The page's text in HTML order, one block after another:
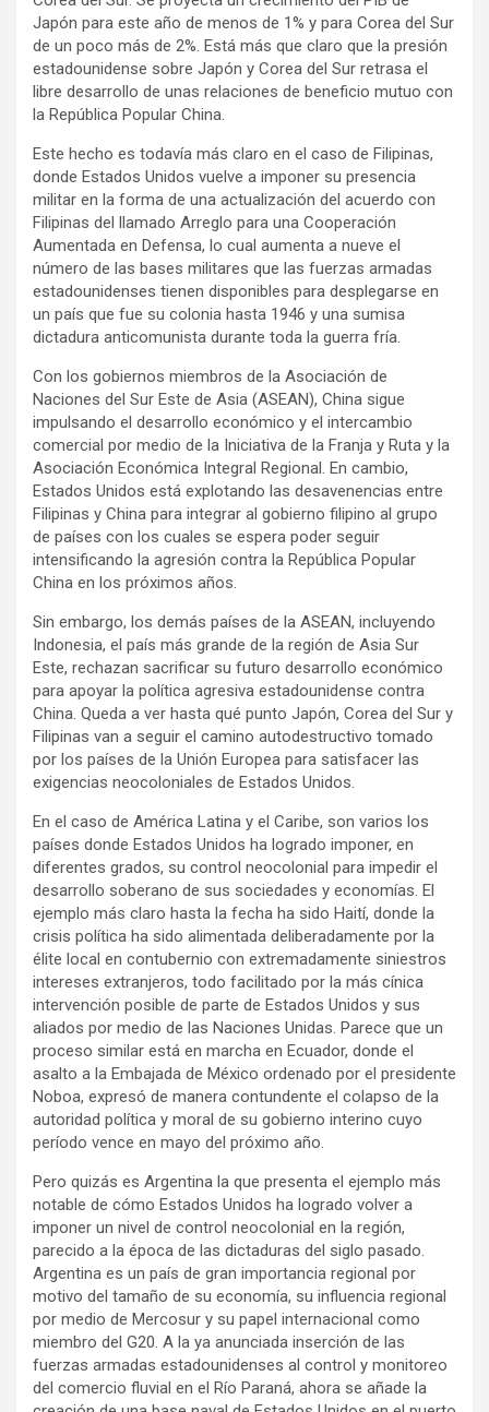
Japón para este año de menos de 1% y para Corea del Sur
de un poco más de 2%. Está más que claro que la presión
estadounidense sobre Japón y Corea del Sur retrasa el
libre desarrollo de unas relaciones de beneficio mutuo con
la República Popular China.
Este hecho es todavía más claro en el caso de Filipinas,
donde Estados Unidos vuelve a imponer su presencia
militar en la forma de una actualización del acuerdo con
Filipinas del llamado Arreglo para una Cooperación
Aumentada en Defensa, lo cual aumenta a nueve el
número de las bases militares que las fuerzas armadas
estadounidenses tienen disponibles para desplegarse en
un país que fue su colonia hasta 1946 y una sumisa
dictadura anticomunista durante toda la guerra fría.
Con los gobiernos miembros de la Asociación de
Naciones del Sur Este de Asia (ASEAN), China sigue
impulsando el desarrollo económico y el intercambio
comercial por medio de la Iniciativa de la Franja y Ruta y la
Asociación Económica Integral Regional. En cambio,
Estados Unidos está explotando las desavenencias entre
Filipinas y China para integrar al gobierno filipino al grupo
de países con los cuales se espera poder seguir
intensificando la agresión contra la República Popular
China en los próximos años.
Sin embargo, los demás países de la ASEAN, incluyendo
Indonesia, el país más grande de la región de Asia Sur
Este, rechazan sacrificar su futuro desarrollo económico
para apoyar la política agresiva estadounidense contra
China. Queda a ver hasta qué punto Japón, Corea del Sur y
Filipinas van a seguir el camino autodestructivo tomado
por los países de la Unión Europea para satisfacer las
exigencias neocoloniales de Estados Unidos.
En el caso de América Latina y el Caribe, son varios los
países donde Estados Unidos ha logrado imponer, en
diferentes grados, su control neocolonial para impedir el
desarrollo soberano de sus sociedades y economías. El
ejemplo más claro hasta la fecha ha sido Haití, donde la
crisis política ha sido alimentada deliberadamente por la
élite local en contubernio con extremadamente siniestros
intereses extranjeros, todo facilitado por la más cínica
intervención posible de parte de Estados Unidos y sus
aliados por medio de las Naciones Unidas. Parece que un
proceso similar está en marcha en Ecuador, donde el
asalto a la Embajada de México ordenado por el presidente
Noboa, expresó de manera contundente el colapso de la
autoridad política y moral de su gobierno interino cuyo
período vence en mayo del próximo año.
Pero quizás es Argentina la que presenta el ejemplo más
notable de cómo Estados Unidos ha logrado volver a
imponer un nivel de control neocolonial en la región,
parecido a la época de las dictaduras del siglo pasado.
Argentina es un país de gran importancia regional por
motivo del tamaño de su economía, su influencia regional
por medio de Mercosur y su papel internacional como
miembro del G20. A la ya anunciada inserción de las
fuerzas armadas estadounidenses al control y monitoreo
del comercio fluvial en el Río Paraná, ahora se añade la